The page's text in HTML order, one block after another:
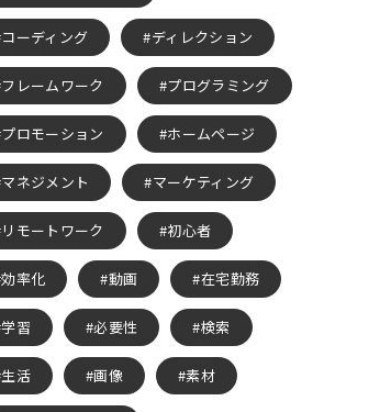
コーディング ディレクション
フレームワーク プログラミング
プロモーション ホームページ
マネジメント マーケティング
リモートワーク 初心者
効率化 動画 在宅勤務
学習 必要性 検索
生活 画像 素材